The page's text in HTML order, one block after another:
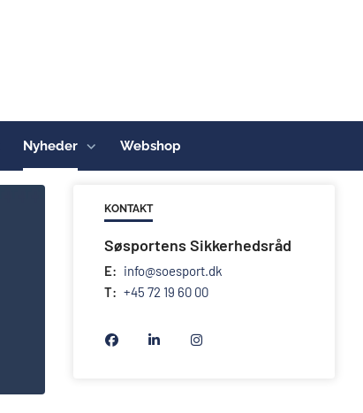
Nyheder Webshop
KONTAKT
Søsportens Sikkerhedsråd
E: info@soesport.dk
T: +45 72 19 60 00